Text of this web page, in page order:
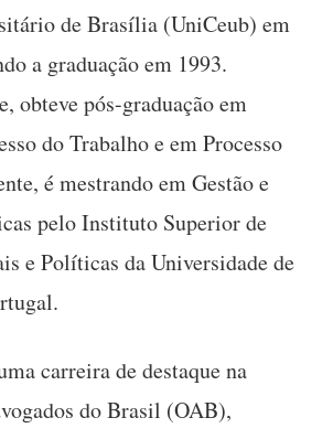
de Brasília (UniCeub) em
a graduação em 1993.
obteve pós-graduação em
do Trabalho e em Processo
é mestrando em Gestão e
pelo Instituto Superior de
e Políticas da Universidade de
carreira de destaque na
do Brasil (OAB),